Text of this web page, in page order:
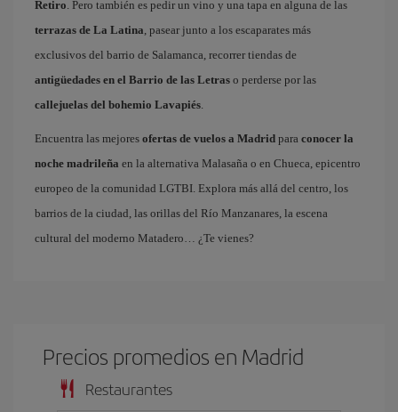
Retiro. Pero también es pedir un vino y una tapa en alguna de las
terrazas de La Latina, pasear junto a los escaparates más
exclusivos del barrio de Salamanca, recorrer tiendas de
antigüedades en el Barrio de las Letras o perderse por las
callejuelas del bohemio Lavapiés.
Encuentra las mejores ofertas de vuelos a Madrid para conocer la
noche madrileña en la alternativa Malasaña o en Chueca, epicentro
europeo de la comunidad LGTBI. Explora más allá del centro, los
barrios de la ciudad, las orillas del Río Manzanares, la escena
cultural del moderno Matadero… ¿Te vienes?
Precios promedios en Madrid
Restaurantes